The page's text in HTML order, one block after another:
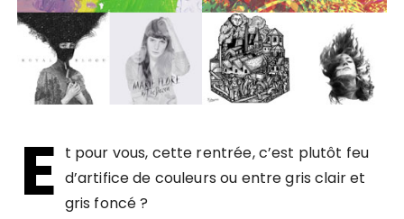
E t pour vous, cette rentrée, c’est plutôt feu
d’artifice de couleurs ou entre gris clair et
gris foncé ?